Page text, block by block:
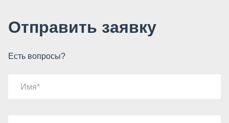
Отправить заявку
Есть вопросы?
Имя